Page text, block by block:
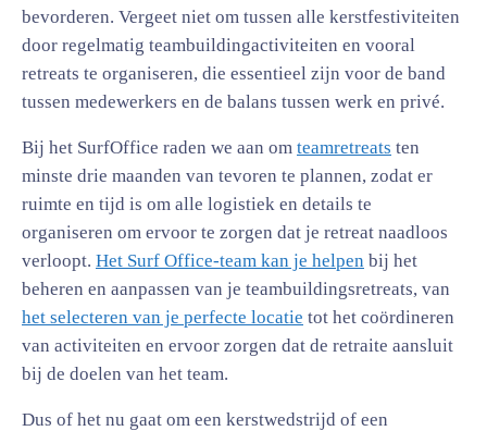
bevorderen. Vergeet niet om tussen alle kerstfestiviteiten
door regelmatig teambuildingactiviteiten en vooral
retreats te organiseren, die essentieel zijn voor de band
tussen medewerkers en de balans tussen werk en privé.
Bij het SurfOffice raden we aan om teamretreats ten
minste drie maanden van tevoren te plannen, zodat er
ruimte en tijd is om alle logistiek en details te
organiseren om ervoor te zorgen dat je retreat naadloos
verloopt. Het Surf Office-team kan je helpen bij het
beheren en aanpassen van je teambuildingsretreats, van
het selecteren van je perfecte locatie tot het coördineren
van activiteiten en ervoor zorgen dat de retraite aansluit
bij de doelen van het team.
Dus of het nu gaat om een kerstwedstrijd of een